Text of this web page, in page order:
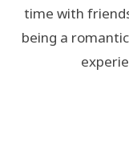
time with
being a